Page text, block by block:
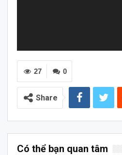
0
27
Share
Có thể bạn quan tâm